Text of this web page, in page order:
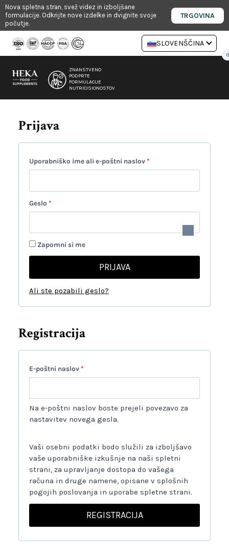
Skoči
na
vsebino
Nova spletna stran, svež videz in izboljšane
formulacije. Odkrijte nove izdelke in dvignite svoje
počutje.
TRGOVINA
SLOVENŠČINA
ZNANSTVENO
PODPRTE
FORMULACIJE
NUTRICISIONOSTOV
0
Prijava
Uporabniško ime ali e-poštni naslov *Z
h
t
Geslo *Z
h
o
Zapomni si me
PRIJAVA
Ali ste pozabili geslo?
Registracija
E-poštni naslov *Z
h
t
v
a
n
Na e-poštni naslov boste prejeli povezavo za
nastavitev novega gesla.
Vaši osebni podatki bodo služili za izboljšavo
vaše uporabniške izkušnje na naši spletni
strani, za upravljanje dostopa do vašega
računa in druge namene, opisane v splošnih
pogojih poslovanja in uporabe spletne strani.
REGISTRACIJA